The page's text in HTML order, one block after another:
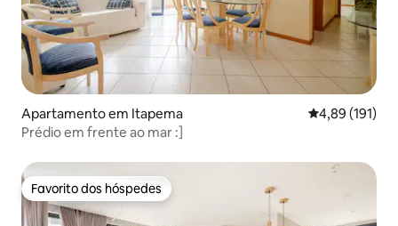
Apartamento em Itapema Classificação
4,89 (191)
Prédio em frente ao mar :]
Favorito dos hóspedes
Favorito dos hóspedes